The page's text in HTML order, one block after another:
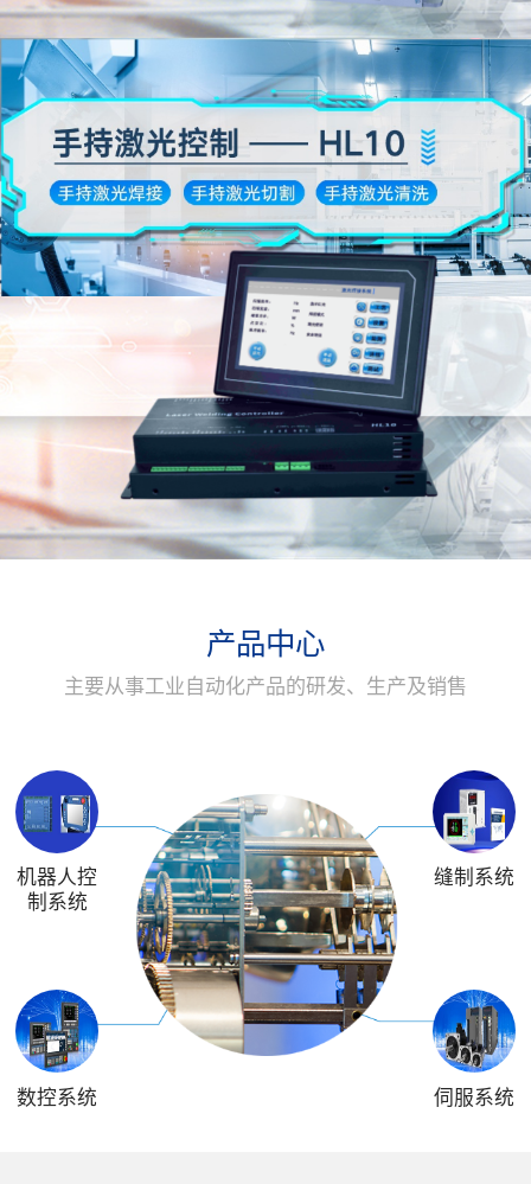
产品中心
主要从事工业自动化产品的研发、生产及销售
机器人控
制系统
缝制系统
数控系统 伺服系统